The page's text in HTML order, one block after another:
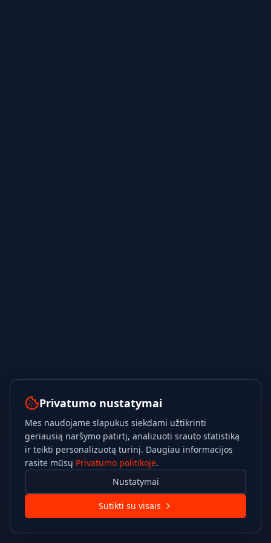
Privatumo nustatymai
Mes naudojame slapukus siekdami užtikrinti
geriausią naršymo patirtį, analizuoti srauto statistiką
ir teikti personalizuotą turinį. Daugiau informacijos
rasite mūsų Privatumo politikoje.
Nustatymai
Sutikti su visais